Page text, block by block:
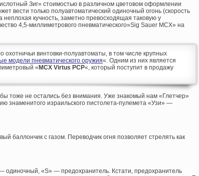
Зиг» стоимостью в различном цветовом оформлении
вести только полуавтоматический одиночный огонь (скорость
кучность, заметно превосходящая таковую у
4,5-миллиметрового пневматического»Sig Sauer MCX» на
охотничьи винтовки-полуавтоматы, в том числе крупных
модели пневматического оружия«. Одним из них является
« MCX Virtus PCP«, который поступит в продажу
тоже не остались без внимания. Уже знакомый нам «Глетчер»
знаменитого израильского пистолета-пулемета «Узи» —
баллончик с газом. Переводчик огня позволяет стрелять как
одиночный, «S» — предохранитель. Кстати, предохранитель